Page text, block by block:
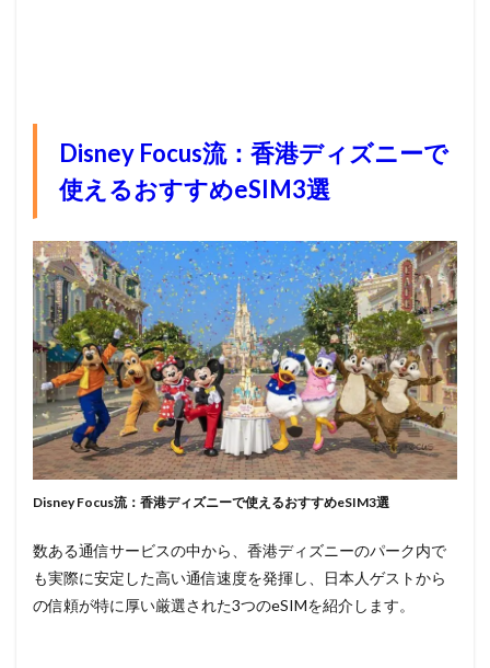
Disney Focus流：香港ディズニーで
使えるおすすめeSIM3選
Disney Focus流：香港ディズニーで使えるおすすめeSIM3選
数ある通信サービスの中から、香港ディズニーのパーク内で
も実際に安定した高い通信速度を発揮し、日本人ゲストから
の信頼が特に厚い厳選された3つのeSIMを紹介します。